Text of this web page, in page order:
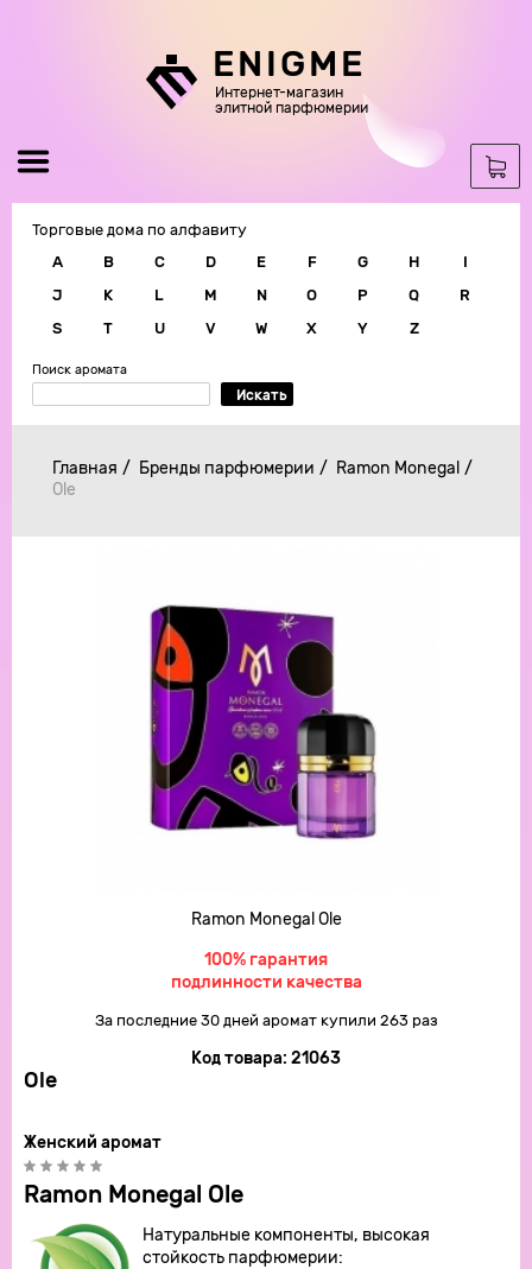
ENIGME
Интернет-магазин
элитной парфюмерии
Торговые дома по алфавиту
A
B C D E F G H
I
J
K L M N O P Q
R
S
T U V W X Y Z
Поиск аромата
Искать
Главная Бренды парфюмерии
Ramon Monegal
Ole
Ramon Monegal Ole
100% гарантия
подлинности качества
За последние 30 дней аромат купили 263 раз
Код товара: 21063
Ole
Женский аромат
Ramon Monegal Ole
Натуральные компоненты, высокая
стойкость парфюмерии: